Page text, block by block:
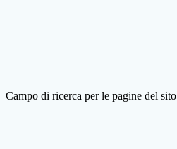
Campo di ricerca per le pagine del sito